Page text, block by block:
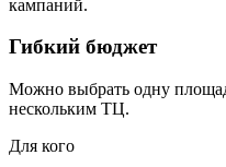
кампаний.
Гибкий бюджет
Можно выбрать одну
нескольким ТЦ.
Для кого